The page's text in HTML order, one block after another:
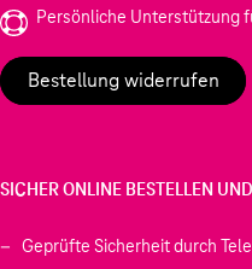
Persönliche Unterstützung
Bestellung widerrufen
SICHER ONLINE BESTELLEN
Geprüfte Sicherheit durch